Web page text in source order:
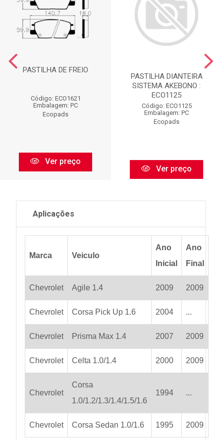
PASTILHA DE FREIO
Código: ECO1621
Embalagem: PC
Ecopads
Ver preço
PASTILHA DIANTEIRA
SISTEMA AKEBONO :
ECO1125
Código: ECO1125
Embalagem: PC
Ecopads
Ver preço
Aplicações
Marca Veiculo
Ano
Inicial
Ano
Final
Chevrolet Agile 1.4 2009 2009
Chevrolet Corsa Pick Up 1.6 2004 ...
Chevrolet Prisma Max 1.4 2007 2009
Chevrolet Celta 1.0/1.4 2000 2009
Chevrolet
Corsa
1.0/1.2/1.3/1.4/1.5/1.6
1994 ...
Chevrolet Corsa Sedan 1.0/1.6 1995 2009